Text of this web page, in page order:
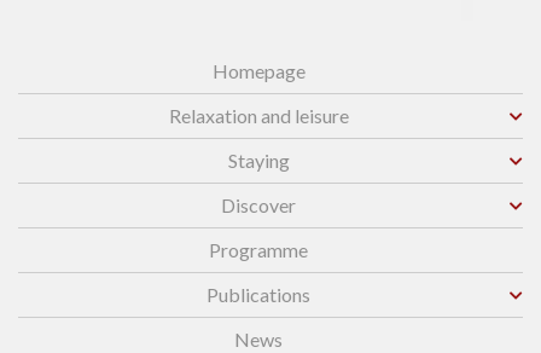
Homepage
Relaxation and leisure
Staying
Discover
Programme
Publications
News